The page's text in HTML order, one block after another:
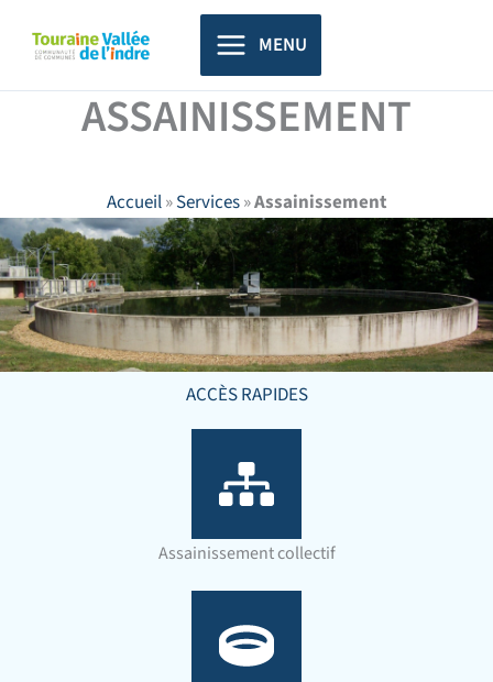
principal
MENU
ASSAINISSEMENT
Accueil»Services»Assainissement
ACCÈS RAPIDES
Assainissement collectif